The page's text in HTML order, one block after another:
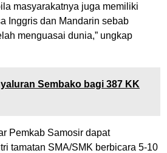
masyarakatnya juga memiliki
Inggris dan Mandarin sebab
menguasai dunia,” ungkap
Sembako bagi 387 KK
Pemkab Samosir dapat
tamatan SMA/SMK berbicara 5-10